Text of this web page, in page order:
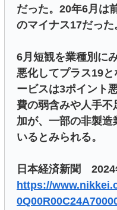
だった。20年6月は
のマイナス17だった
6月短観を業種別に
悪化してプラス19
ービスは3ポイント
費の弱含みや人手
加が、一部の非製
いるとみられる。
日本経済新聞 2024
https://